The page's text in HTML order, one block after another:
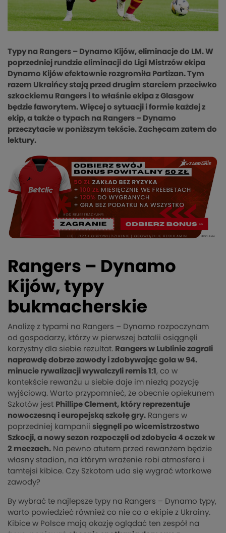
Typy na Rangers – Dynamo Kijów, eliminacje do LM. W
poprzedniej rundzie eliminacji do Ligi Mistrzów ekipa
Dynamo Kijów efektownie rozgromiła Partizan. Tym
razem Ukraińcy stają przed drugim starciem przeciwko
szkockiemu Rangers i to właśnie ekipa z Glasgow
będzie faworytem. Więcej o sytuacji i formie każdej z
ekip, a także o typach na Rangers – Dynamo
przeczytacie w poniższym tekście. Zachęcam zatem do
lektury.
Rangers – Dynamo
Kijów, typy
bukmacherskie
Analizę z typami na Rangers – Dynamo rozpoczynam
od gospodarzy, którzy w pierwszej batalii osiągnęli
korzystny dla siebie rezultat. Rangers w Lublinie zagrali
naprawdę dobrze zawody i zdobywając gola w 94.
minucie rywalizacji wywalczyli remis 1:1 , co w
kontekście rewanżu u siebie daje im niezłą pozycję
wyjściową. Warto przypomnieć, że obecnie opiekunem
Szkotów jest Phillipe Clement, który reprezentuje
nowoczesną i europejską szkołę gry. Rangers w
poprzedniej kampanii sięgnęli po wicemistrzostwo
Szkocji, a nowy sezon rozpoczęli od zdobycia 4 oczek w
2 meczach. Na pewno atutem przed rewanżem będzie
własny stadion, na którym wrażenie robi atmosfera i
tamtejsi kibice. Czy Szkotom uda się wygrać wtorkowe
zawody?
By wybrać te najlepsze typy na Rangers – Dynamo typy,
warto powiedzieć również co nie co o ekipie z Ukrainy.
Kibice w Polsce mają okazję oglądać ten zespół na